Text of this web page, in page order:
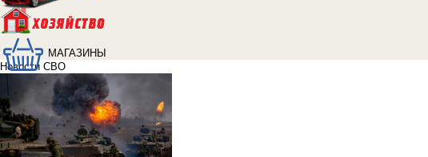
МАГАЗИНЫ
Новости СВО